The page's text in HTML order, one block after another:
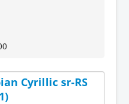
Cyrillic sr-RS